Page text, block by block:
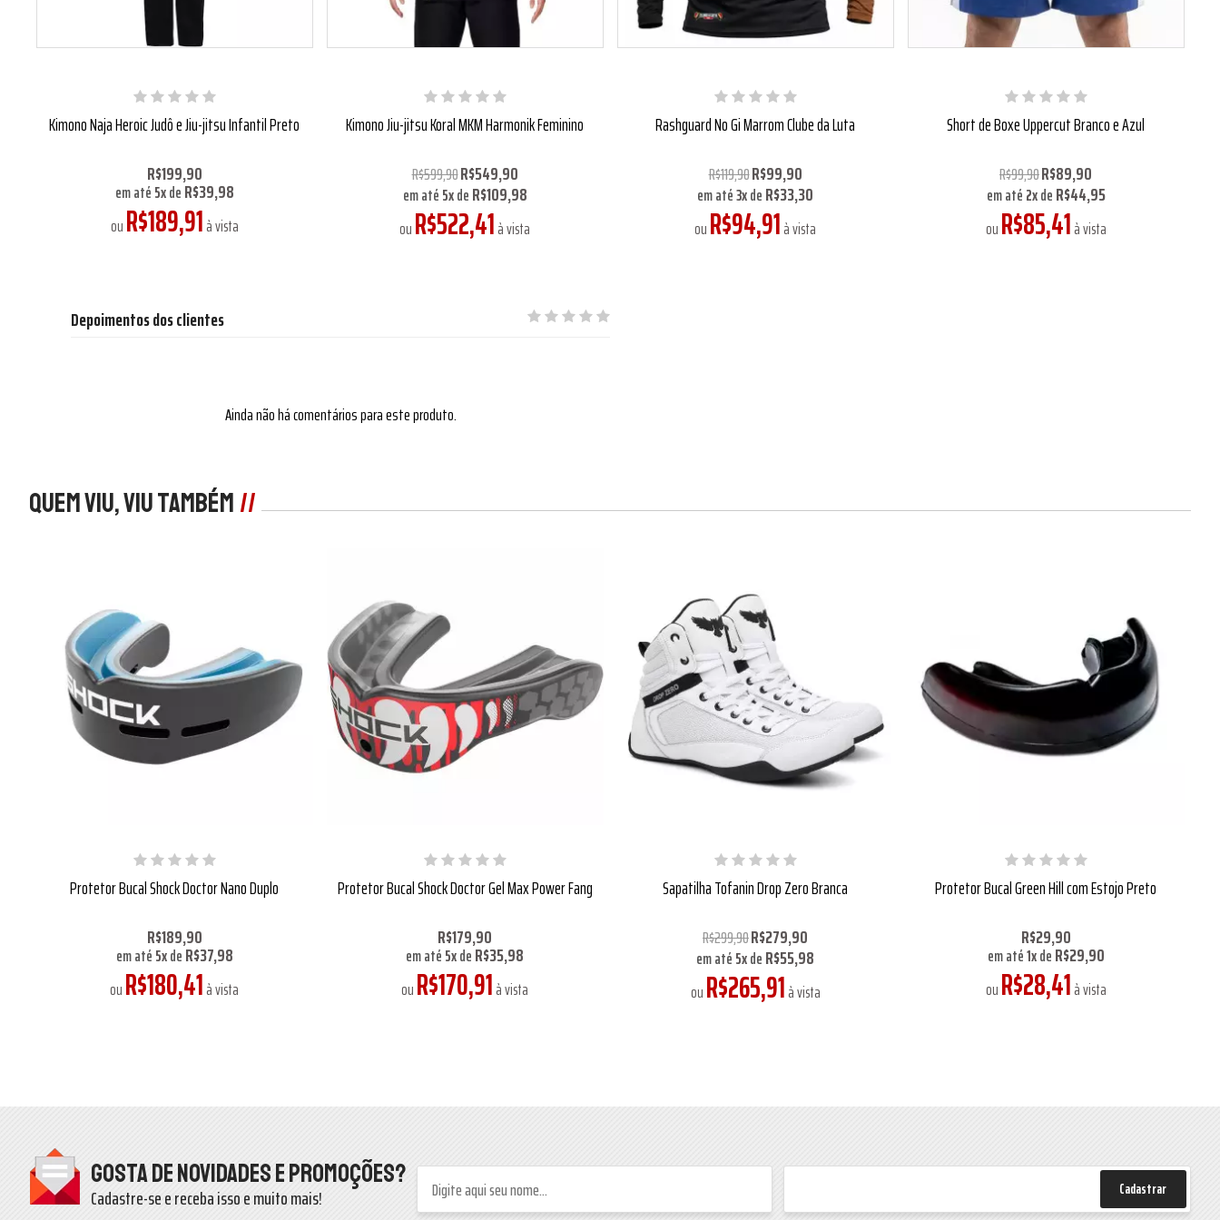
Kimono Naja Heroic Judô e Jiu-jitsu Infantil Preto
R$199,90
em até5xdeR$39,98
ouR$189,91à vista
Kimono Jiu-jitsu Koral MKM Harmonik Feminino
R$599,90R$549,90
em até5xdeR$109,98
ouR$522,41à vista
Rashguard No Gi Marrom Clube da Luta
R$119,90R$99,90
em até3xdeR$33,30
ouR$94,91à vista
Short de Boxe Uppercut Branco e Azul
R$99,90R$89,90
em até2xdeR$44,95
ouR$85,41à vista
Depoimentos dos clientes
Ainda não há comentários para este produto.
Quem viu, viu também
Protetor Bucal Shock Doctor Nano Duplo
R$189,90
em até5xdeR$37,98
ouR$180,41à vista
Protetor Bucal Shock Doctor Gel Max Power Fang
R$179,90
em até5xdeR$35,98
ouR$170,91à vista
Sapatilha Tofanin Drop Zero Branca
R$299,90R$279,90
em até5xdeR$55,98
ouR$265,91à vista
Protetor Bucal Green Hill com Estojo Preto
R$29,90
em até1xdeR$29,90
ouR$28,41à vista
Gosta de novidades e promoções?
Cadastre-se e receba isso e muito mais! Cadastrar